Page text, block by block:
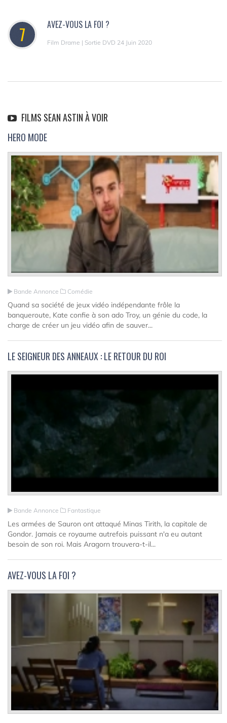
7 AVEZ-VOUS LA FOI ?
Film Drame | Sortie DVD 24 Juin 2020
FILMS SEAN ASTIN À VOIR
HERO MODE
Bande Annonce Comédie
Quand sa société de jeux vidéo indépendante frôle la
banqueroute, Kate confie à son ado Troy, un génie du code, la
charge de créer un jeu vidéo afin de sauver...
LE SEIGNEUR DES ANNEAUX : LE RETOUR DU ROI
Bande Annonce Fantastique
Les armées de Sauron ont attaqué Minas Tirith, la capitale de
Gondor. Jamais ce royaume autrefois puissant n'a eu autant
besoin de son roi. Mais Aragorn trouvera-t-il...
AVEZ-VOUS LA FOI ?